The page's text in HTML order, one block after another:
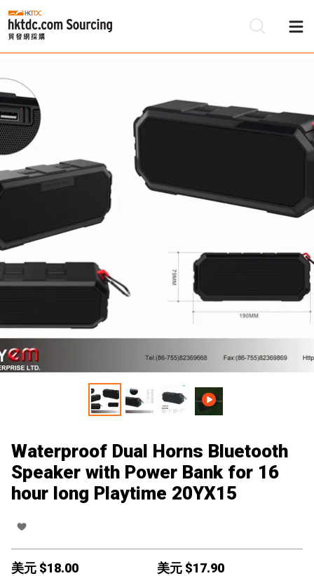
Waterproof Dual Horns Bluetooth
Speaker with Power Bank for 16
hour long Playtime 20YX15
美元 $18.00 美元 $17.90